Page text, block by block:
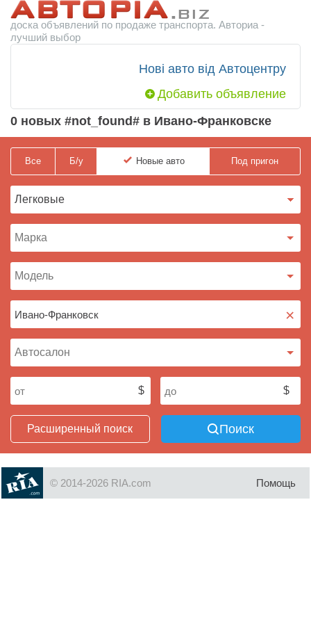
доска объявлений по продаже транспорта. Авториа -
лучший выбор
Нові авто від Автоцентру
Добавить объявление
0 новых #not_found# в Ивано-Франковске
Все Б/у Новые авто Под пригон
×
Расширенный поиск Поиск
© 2014-2026 RIA.com Помощь